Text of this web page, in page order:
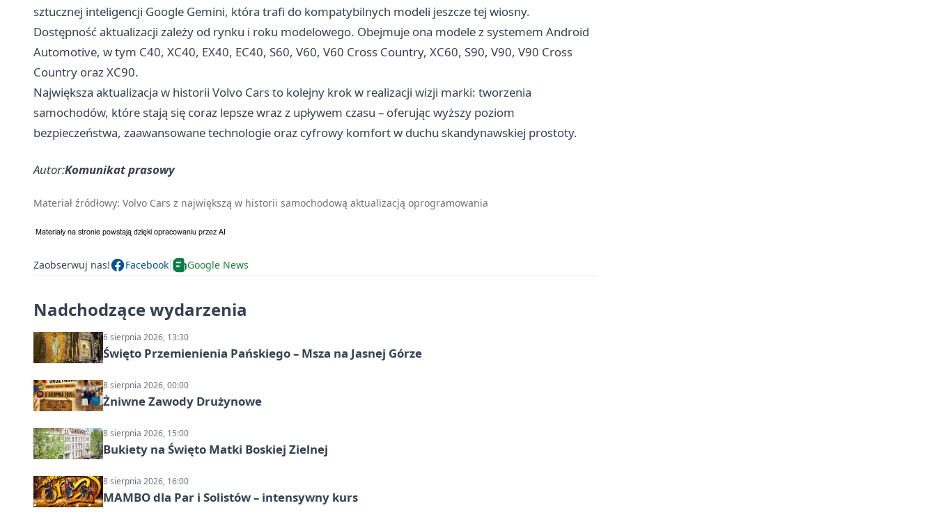
sztucznej inteligencji Google Gemini, która trafi do kompatybilnych modeli jeszcze tej wiosny.
Dostępność aktualizacji zależy od rynku i roku modelowego. Obejmuje ona modele z systemem Android
Automotive, w tym C40, XC40, EX40, EC40, S60, V60, V60 Cross Country, XC60, S90, V90, V90 Cross
Country oraz XC90.
Największa aktualizacja w historii Volvo Cars to kolejny krok w realizacji wizji marki: tworzenia
samochodów, które stają się coraz lepsze wraz z upływem czasu – oferując wyższy poziom
bezpieczeństwa, zaawansowane technologie oraz cyfrowy komfort w duchu skandynawskiej prostoty.
Autor:Komunikat prasowy
Materiał źródłowy: Volvo Cars z największą w historii samochodową aktualizacją oprogramowania
Zaobserwuj nas! Facebook Google News
Nadchodzące wydarzenia
6 sierpnia 2026, 13:30
Święto Przemienienia Pańskiego – Msza na Jasnej Górze
8 sierpnia 2026, 00:00
Żniwne Zawody Drużynowe
8 sierpnia 2026, 15:00
Bukiety na Święto Matki Boskiej Zielnej
8 sierpnia 2026, 16:00
MAMBO dla Par i Solistów – intensywny kurs